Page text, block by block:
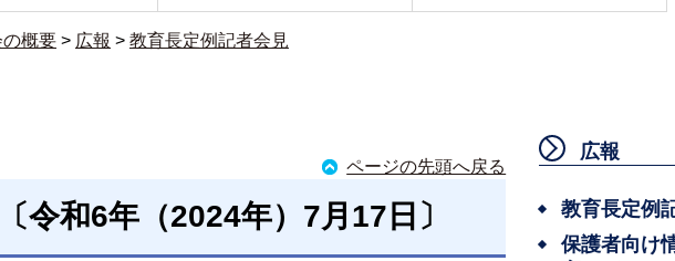
概要 > 広報 > 教育長定例記者会見
ページの先頭へ戻る
令和6年（2024年）7月17日〕
広報
教育長定例
保護者向け